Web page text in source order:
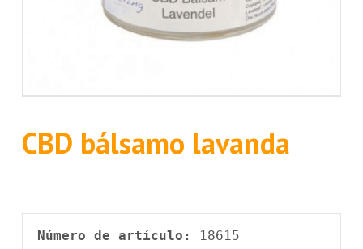
CBD bálsamo lavanda
Número de artículo: